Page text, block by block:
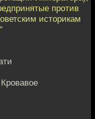
против
историкам